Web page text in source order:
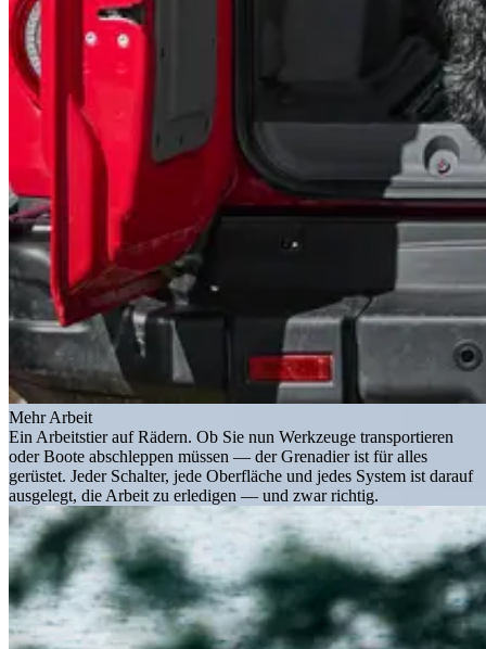
Mehr Arbeit
Ein Arbeitstier auf Rädern. Ob Sie nun Werkzeuge transportieren
oder Boote abschleppen müssen — der Grenadier ist für alles
gerüstet. Jeder Schalter, jede Oberfläche und jedes System ist darauf
ausgelegt, die Arbeit zu erledigen — und zwar richtig.